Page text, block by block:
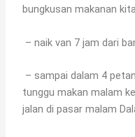
bungkusan makanan
– naik van 7 jam dari
– sampai dalam 4
tunggu makan malam
jalan di pasar malam